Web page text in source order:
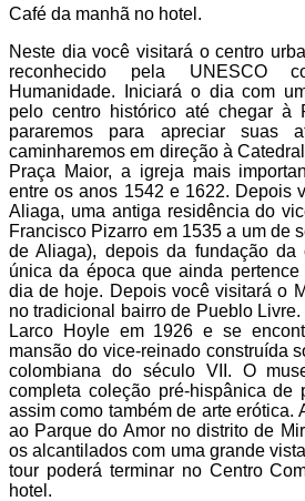
Café da manhã no hotel.
Neste dia você visitará o centro
reconhecido pela UNESCO
Humanidade. Iniciará o dia com
pelo centro histórico até chegar à
pararemos para apreciar suas
caminharemos em direção à
Praça Maior, a igreja mais
entre os anos 1542 e 1622. Depois
Aliaga, uma antiga residência do
Francisco Pizarro em 1535 a um de
de Aliaga), depois da fundação
única da época que ainda
dia de hoje. Depois você visitará o
no tradicional bairro de Pueblo
Larco Hoyle em 1926 e se
mansão do vice-reinado construída
colombiana do século VII. O
completa coleção pré-hispânica de
assim como também de arte erótica.
ao Parque do Amor no distrito de
os alcantilados com uma grande
tour poderá terminar no Centro
hotel.